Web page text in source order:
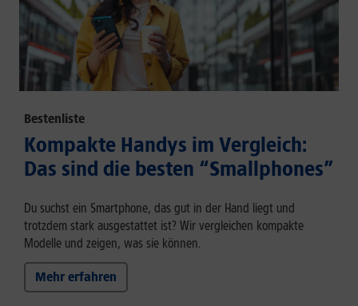
Bestenliste
Kompakte Handys im Vergleich:
Das sind die besten “Smallphones”
Du suchst ein Smartphone, das gut in der Hand liegt und
trotzdem stark ausgestattet ist? Wir vergleichen kompakte
Modelle und zeigen, was sie können.
Mehr erfahren